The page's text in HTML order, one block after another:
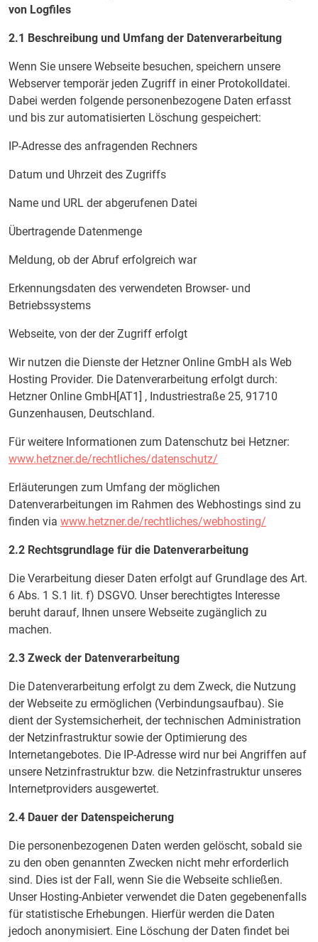
von Logfiles
2.1 Beschreibung und Umfang der Datenverarbeitung
Wenn Sie unsere Webseite besuchen, speichern unsere
Webserver temporär jeden Zugriff in einer Protokolldatei.
Dabei werden folgende personenbezogene Daten erfasst
und bis zur automatisierten Löschung gespeichert:
IP-Adresse des anfragenden Rechners
Datum und Uhrzeit des Zugriffs
Name und URL der abgerufenen Datei
Übertragende Datenmenge
Meldung, ob der Abruf erfolgreich war
Erkennungsdaten des verwendeten Browser- und
Betriebssystems
Webseite, von der der Zugriff erfolgt
Wir nutzen die Dienste der Hetzner Online GmbH als Web
Hosting Provider. Die Datenverarbeitung erfolgt durch:
Hetzner Online GmbH[AT1] , Industriestraße 25, 91710
Gunzenhausen, Deutschland.
Für weitere Informationen zum Datenschutz bei Hetzner:
www.hetzner.de/rechtliches/datenschutz/
Erläuterungen zum Umfang der möglichen
Datenverarbeitungen im Rahmen des Webhostings sind zu
finden via www.hetzner.de/rechtliches/webhosting/
2.2 Rechtsgrundlage für die Datenverarbeitung
Die Verarbeitung dieser Daten erfolgt auf Grundlage des Art.
6 Abs. 1 S.1 lit. f) DSGVO. Unser berechtigtes Interesse
beruht darauf, Ihnen unsere Webseite zugänglich zu
machen.
2.3 Zweck der Datenverarbeitung
Die Datenverarbeitung erfolgt zu dem Zweck, die Nutzung
der Webseite zu ermöglichen (Verbindungsaufbau). Sie
dient der Systemsicherheit, der technischen Administration
der Netzinfrastruktur sowie der Optimierung des
Internetangebotes. Die IP-Adresse wird nur bei Angriffen auf
unsere Netzinfrastruktur bzw. die Netzinfrastruktur unseres
Internetproviders ausgewertet.
2.4 Dauer der Datenspeicherung
Die personenbezogenen Daten werden gelöscht, sobald sie
zu den oben genannten Zwecken nicht mehr erforderlich
sind. Dies ist der Fall, wenn Sie die Webseite schließen.
Unser Hosting-Anbieter verwendet die Daten gegebenenfalls
für statistische Erhebungen. Hierfür werden die Daten
jedoch anonymisiert. Eine Löschung der Daten findet bei